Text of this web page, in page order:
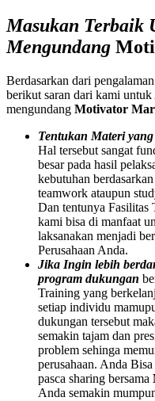
Masukan Terbaik
Mengundang
Berdasarkan dari
berikut saran dari kami
mengundang Motivator
Tentukan Materi
Hal tersebut sangat
besar pada hasil
kebutuhan
teamwork ataupun
Dan tentunya Fasilitas
kami bisa di manfaat
laksanakan menjadi
Perusahaan Anda.
Jika Ingin lebih
program dukungan
Training yang
setiap individu
dukungan tersebut
semakin tajam dan
problem sehinga
perusahaan. Anda
pasca sharing bersama
Anda semakin